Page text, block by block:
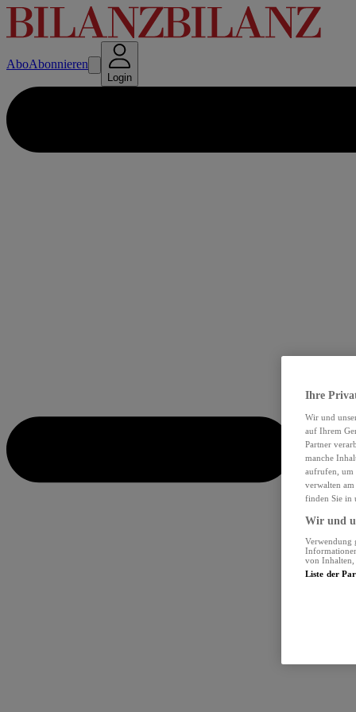
AboAbonnieren
Login
Ihre
Wir und
auf Ihrem
Partner
manche
aufrufen, um
verwalten
finden Sie in
Wir und
Verwendung
von Inhalten,
Liste der